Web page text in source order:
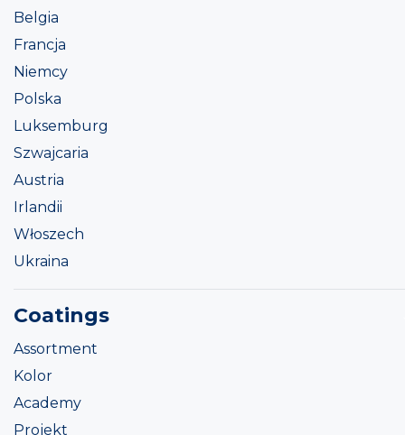
Belgia
Francja
Niemcy
Polska
Luksemburg
Szwajcaria
Austria
Irlandii
Włoszech
Ukraina
Coatings
Assortment
Kolor
Academy
Projekt